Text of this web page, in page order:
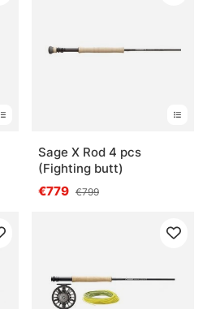
Sage X Rod 4 pcs
(Fighting butt)
€779 €799